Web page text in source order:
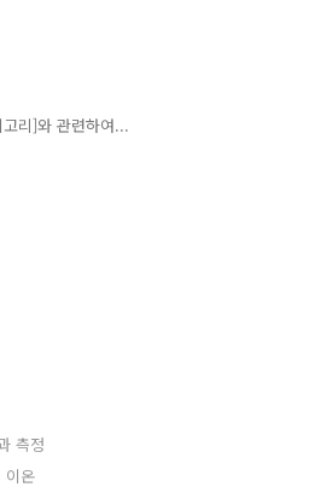
리]와 관련하여...
측정
이온